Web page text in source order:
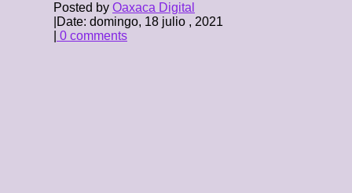
Posted by Oaxaca Digital
Date: domingo, 18 julio , 2021
0 comments